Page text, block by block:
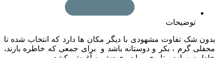
توضیحات
شک تفاوت مشهودی با دیگر مکان ها دارد که انتخاب شده تا
گرم ، بکر و دوستانه باشد و برای جمعی که خاطره بازند،